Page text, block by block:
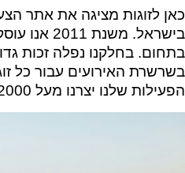
כאן לזוגות מציגה את אתר
בישראל.
בתחום. בחלקנו נפלה זכות
בשרשרת האירועים עבור כל
הפעילות שלנו יצרנו מעל 2000 הפקות מקוריות.